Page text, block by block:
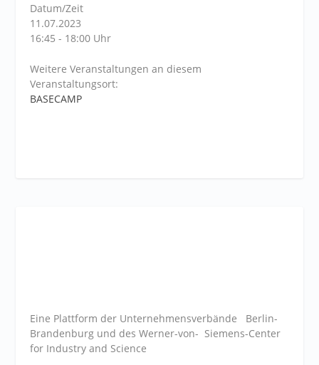
Datum/Zeit
11.07.2023
16:45 - 18:00 Uhr
Weitere Veranstaltungen an diesem
Veranstaltungsort:
BASECAMP
Eine Plattform der Unternehmensverbände Berlin-
Brandenburg und des Werner-von- Siemens-Center
for Industry and Science